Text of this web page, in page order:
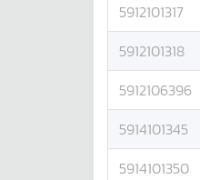
5912101317
5912101318
5912106396
5914101345
5914101350